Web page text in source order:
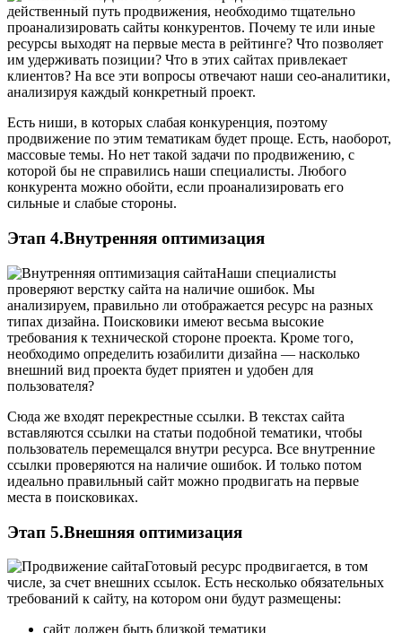
действенный путь продвижения, необходимо тщательно
проанализировать сайты конкурентов. Почему те или иные
ресурсы выходят на первые места в рейтинге? Что позволяет
им удерживать позиции? Что в этих сайтах привлекает
клиентов? На все эти вопросы отвечают наши сео-аналитики,
анализируя каждый конкретный проект.
Есть ниши, в которых слабая конкуренция, поэтому
продвижение по этим тематикам будет проще. Есть, наоборот,
массовые темы. Но нет такой задачи по продвижению, с
которой бы не справились наши специалисты. Любого
конкурента можно обойти, если проанализировать его
сильные и слабые стороны.
Этап 4.Внутренняя оптимизация
Наши специалисты
проверяют верстку сайта на наличие ошибок. Мы
анализируем, правильно ли отображается ресурс на разных
типах дизайна. Поисковики имеют весьма высокие
требования к технической стороне проекта. Кроме того,
необходимо определить юзабилити дизайна — насколько
внешний вид проекта будет приятен и удобен для
пользователя?
Сюда же входят перекрестные ссылки. В текстах сайта
вставляются ссылки на статьи подобной тематики, чтобы
пользователь перемещался внутри ресурса. Все внутренние
ссылки проверяются на наличие ошибок. И только потом
идеально правильный сайт можно продвигать на первые
места в поисковиках.
Этап 5.Внешняя оптимизация
Готовый ресурс продвигается, в том
числе, за счет внешних ссылок. Есть несколько обязательных
требований к сайту, на котором они будут размещены:
сайт должен быть близкой тематики